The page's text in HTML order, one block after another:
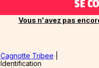
SE
Vous n'avez pas
Cagnotte Tribee
Identification